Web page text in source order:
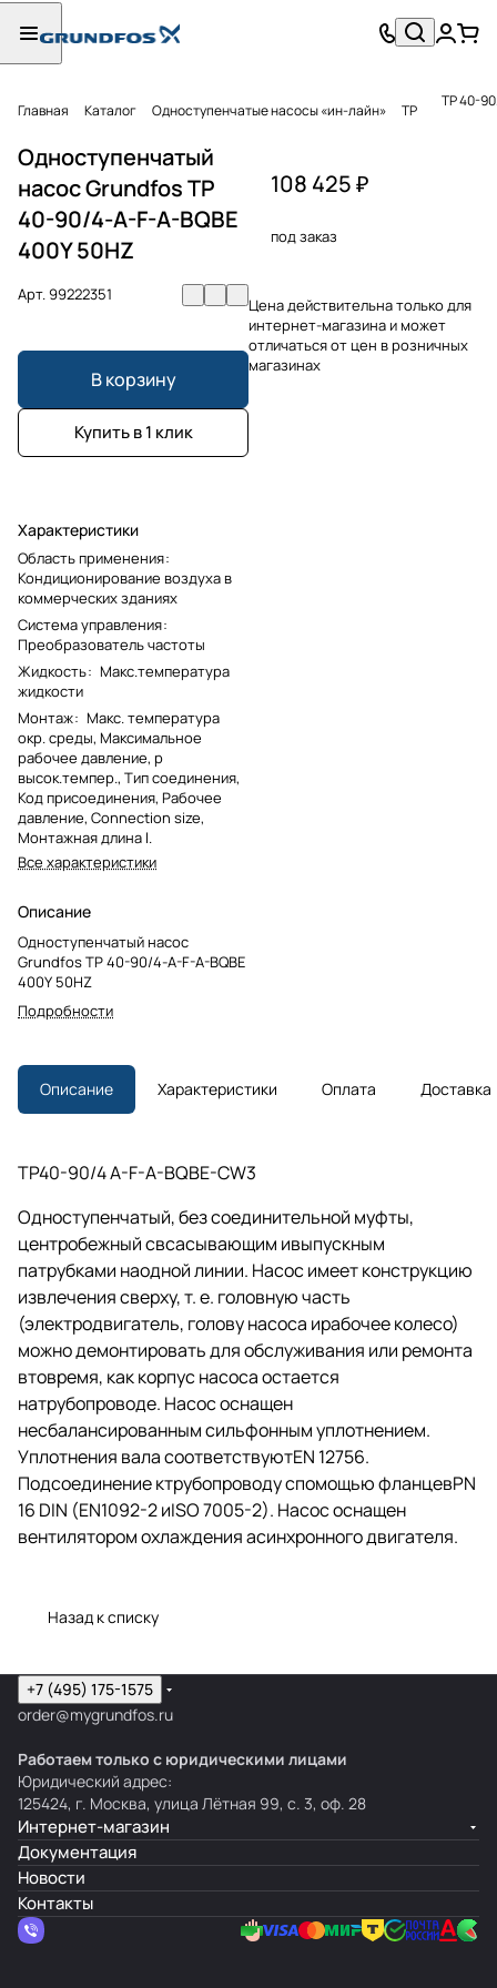
Главная Каталог Одноступенчатые насосы «ин-лайн» TP TP 40-
Одноступенчатый
насос Grundfos TP
40-90/4-A-F-A-BQBE
400Y 50HZ
Арт.99222351
В корзину
Купить в 1 клик
Характеристики
Область применения:
Кондиционирование воздуха в
коммерческих зданиях
Система управления:
Преобразователь частоты
Жидкость: Макс.температура
жидкости
Монтаж: Макс. температура
окр. среды, Максимальное
рабочее давление, p
высок.темпер., Тип соединения,
Код присоединения, Рабочее
давление, Connection size,
Монтажная длина l.
Все характеристики
Описание
Одноступенчатый насос
Grundfos TP 40-90/4-A-F-A-BQBE
400Y 50HZ
Подробности
108 425 ₽
под заказ
Цена действительна только для
интернет-магазина и может
отличаться от цен в розничных
магазинах
Описание Характеристики Оплата Доставка
TP40-90/4 A-F-A-BQBE-CW3
Одноступенчатый, без соединительной муфты,
центробежный свсасывающим ивыпускным
патрубками наодной линии. Насос имеет конструкцию
извлечения сверху,т. е. головную часть
(электродвигатель, голову насоса ирабочее колесо)
можно демонтировать для обслуживания или ремонта
втовремя, как корпус насоса остается
натрубопроводе. Насос оснащен
несбалансированным сильфонным уплотнением.
Уплотнения вала соответствуютEN 12756.
Подсоединение ктрубопроводу спомощью фланцевPN
16 DIN (EN1092-2 иISO 7005-2). Насос оснащен
вентилятором охлаждения асинхронного двигателя.
Назад к списку
+7 (495) 175-1575
order@mygrundfos.ru
Работаем только с юридическими лицами
Юридический адрес:
125424, г. Москва, улица Лётная 99, с. 3, оф. 28
Интернет-магазин
Документация
Новости
Контакты